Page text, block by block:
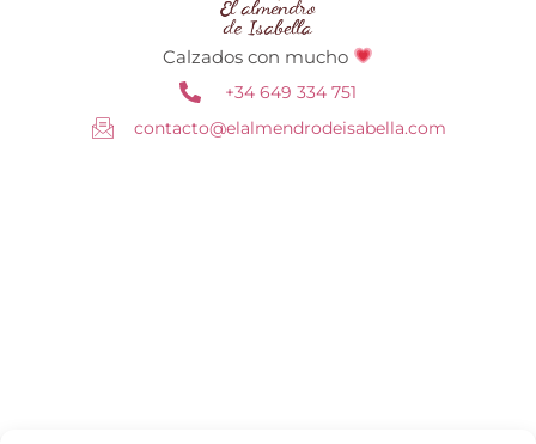
Calzados con mucho
+34 649 334 751
contacto@elalmendrodeisabella.com